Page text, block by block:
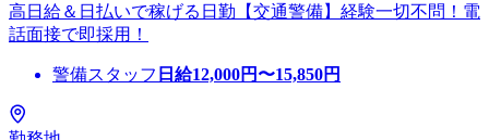
高日給＆日払いで稼げる日勤【交通警備】経験一切不問！電
話面接で即採用！
警備スタッフ 日給12,000円〜15,850円